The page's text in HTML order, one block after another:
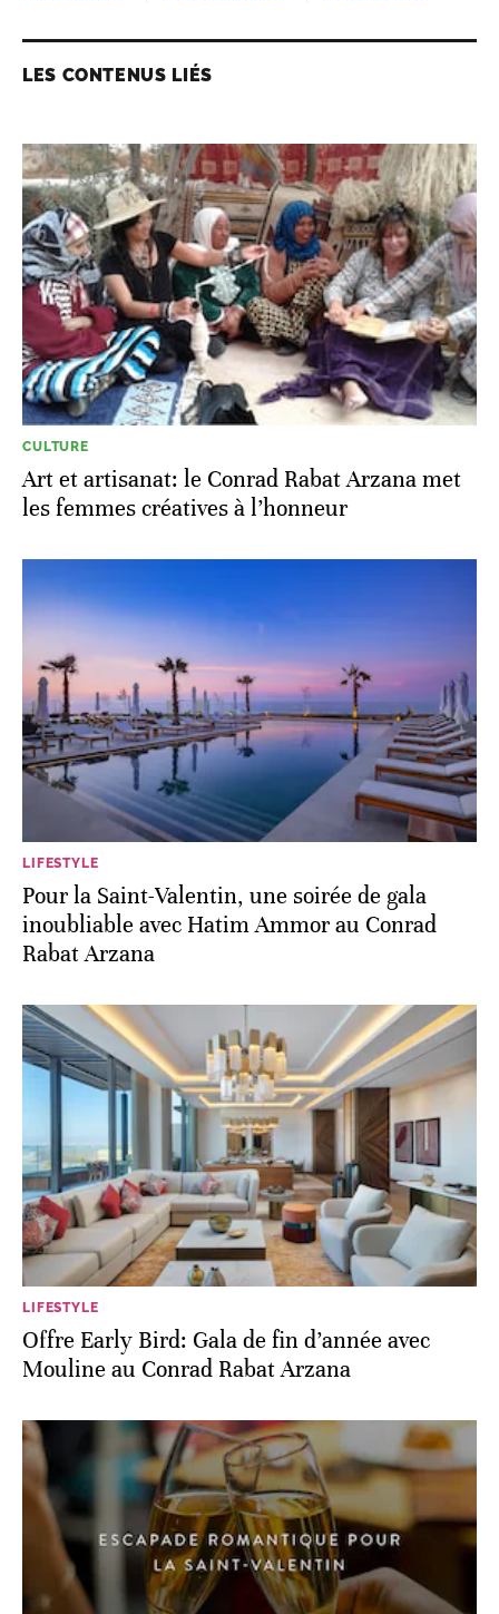
LES CONTENUS LIÉS
CULTURE
Art et artisanat: le Conrad Rabat Arzana met
les femmes créatives à l’honneur
LIFESTYLE
Pour la Saint-Valentin, une soirée de gala
inoubliable avec Hatim Ammor au Conrad
Rabat Arzana
LIFESTYLE
Offre Early Bird: Gala de fin d’année avec
Mouline au Conrad Rabat Arzana